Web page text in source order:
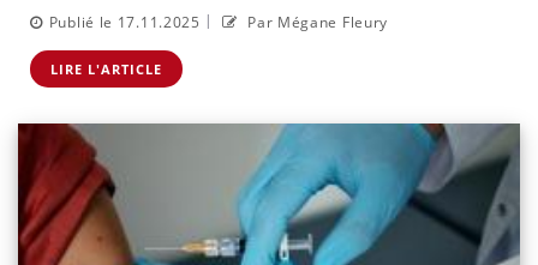
Publié le 17.11.2025 | Par Mégane Fleury
LIRE L'ARTICLE